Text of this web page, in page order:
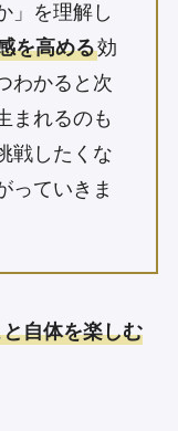
」を理解し
を高める効
わかると次
まれるのも
戦したくな
っていきま
自体を楽しむ